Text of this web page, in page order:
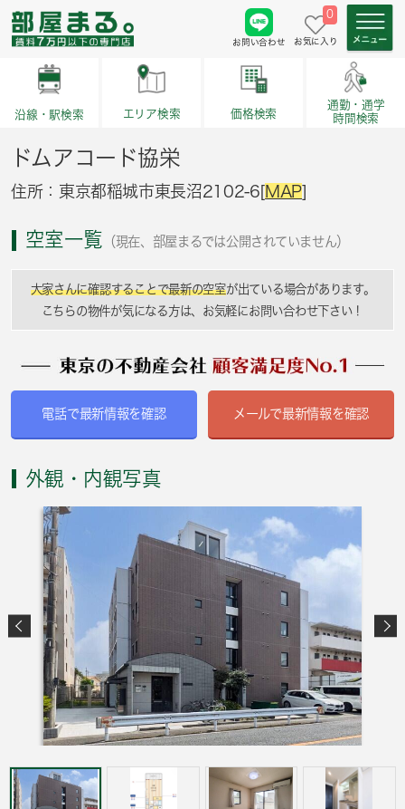
お問い合わせ
0
お気に入り
沿線・駅検索 エリア検索 価格検索
通勤・通学
時間検索
ドムアコード協栄
住所：東京都稲城市東長沼2102-6[MAP]
空室一覧 （現在、部屋まるでは公開されていません）
大家さんに確認することで最新の空室が出ている場合があります。
こちらの物件が気になる方は、お気軽にお問い合わせ下さい！
電話で最新情報を確認 メールで最新情報を確認
外観・内観写真